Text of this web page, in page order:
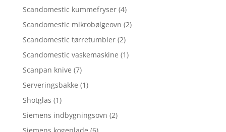
Scandomestic kummefryser (4)
Scandomestic mikrobølgeovn (2)
Scandomestic tørretumbler (2)
Scandomestic vaskemaskine (1)
Scanpan knive (7)
Serveringsbakke (1)
Shotglas (1)
Siemens indbygningsovn (2)